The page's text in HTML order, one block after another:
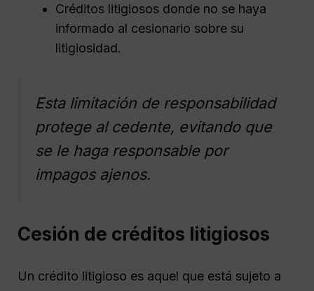
Créditos litigiosos donde no se haya
informado al cesionario sobre su
litigiosidad.
Esta limitación de responsabilidad
protege al cedente, evitando que
se le haga responsable por
impagos ajenos.
Cesión de créditos litigiosos
Un crédito litigioso es aquel que está sujeto a